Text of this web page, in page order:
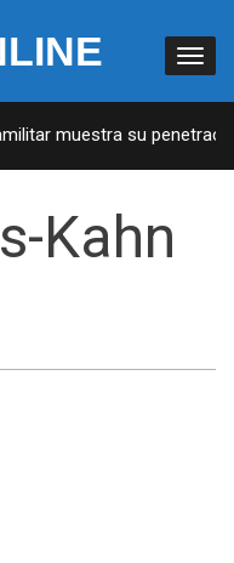
muestra su
Kahn